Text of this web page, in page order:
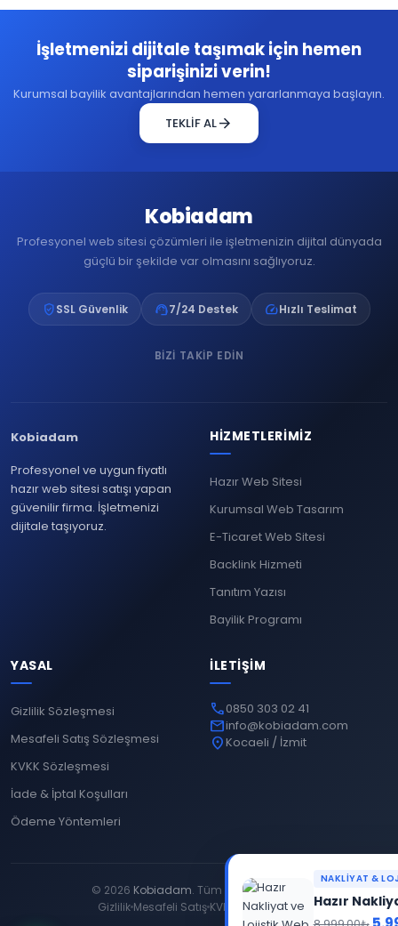
İşletmenizi dijitale taşımak için hemen
siparişinizi verin!
Kurumsal bayilik avantajlarından hemen yararlanmaya başlayın.
TEKLİF ALarrow_forward
Kobiadam
Profesyonel web sitesi çözümleri ile işletmenizin dijital dünyada
güçlü bir şekilde var olmasını sağlıyoruz.
verified_userSSL Güvenlik support_agent7/24 Destek speedHızlı Teslimat
BIZI TAKIP EDIN
Kobiadam
Profesyonel ve uygun fiyatlı
hazır web sitesi satışı yapan
güvenilir firma. İşletmenizi
dijitale taşıyoruz.
HIZMETLERIMIZ
Hazır Web Sitesi
Kurumsal Web Tasarım
E-Ticaret Web Sitesi
Backlink Hizmeti
Tanıtım Yazısı
Bayilik Programı
YASAL
Gizlilik Sözleşmesi
Mesafeli Satış Sözleşmesi
KVKK Sözleşmesi
İade & İptal Koşulları
Ödeme Yöntemleri
İLETIŞIM
phone0850 303 02 41
mailinfo@kobiadam.com
location_on Kocaeli / İzmit
© 2026 Kobiadam. Tüm hakları saklıdır.
Gizlilik Mesafeli Satış KVKK İade & İptal
close
NAKLIYAT & LOJISTIK WEB SITELERI
Hazır Nakliyat ve Lojistik Web Sitesi V1
Şu